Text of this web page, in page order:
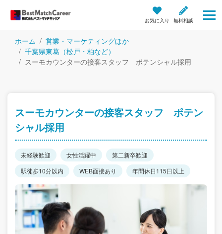
お気に入り 無料相談
ホーム
営業・マーケティングほか
千葉県東葛（松戸・柏など）
スーモカウンターの接客スタッフ ポテンシャル採用
スーモカウンターの接客スタッフ ポテン
シャル採用
未経験歓迎 女性活躍中
第二新卒歓迎
駅徒歩10分以内
WEB面接あり 年間休日115日以上